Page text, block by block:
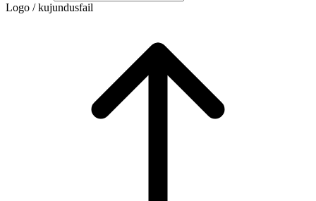
Logo / kujundusfail